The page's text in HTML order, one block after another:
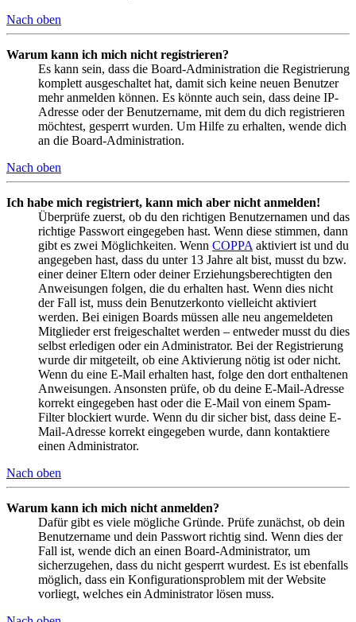
Nach oben
Warum kann ich mich nicht registrieren?
Es kann sein, dass die Board-Administration die Registrierung
komplett ausgeschaltet hat, damit sich keine neuen Benutzer
mehr anmelden können. Es könnte auch sein, dass deine IP-
Adresse oder der Benutzername, mit dem du dich registrieren
möchtest, gesperrt wurden. Um Hilfe zu erhalten, wende dich
an die Board-Administration.
Nach oben
Ich habe mich registriert, kann mich aber nicht anmelden!
Überprüfe zuerst, ob du den richtigen Benutzernamen und das
richtige Passwort eingegeben hast. Wenn diese stimmen, dann
gibt es zwei Möglichkeiten. Wenn COPPA aktiviert ist und du
angegeben hast, dass du unter 13 Jahre alt bist, musst du bzw.
einer deiner Eltern oder deiner Erziehungsberechtigten den
Anweisungen folgen, die du erhalten hast. Wenn dies nicht
der Fall ist, muss dein Benutzerkonto vielleicht aktiviert
werden. Bei einigen Boards müssen alle neu angemeldeten
Mitglieder erst freigeschaltet werden – entweder musst du dies
selbst erledigen oder ein Administrator. Bei der Registrierung
wurde dir mitgeteilt, ob eine Aktivierung nötig ist oder nicht.
Wenn du eine E-Mail erhalten hast, folge den dort enthaltenen
Anweisungen. Ansonsten prüfe, ob du deine E-Mail-Adresse
korrekt eingegeben hast oder die E-Mail von einem Spam-
Filter blockiert wurde. Wenn du dir sicher bist, dass deine E-
Mail-Adresse korrekt eingegeben wurde, dann kontaktiere
einen Administrator.
Nach oben
Warum kann ich mich nicht anmelden?
Dafür gibt es viele mögliche Gründe. Prüfe zunächst, ob dein
Benutzername und dein Passwort richtig sind. Wenn dies der
Fall ist, wende dich an einen Board-Administrator, um
sicherzugehen, dass du nicht gesperrt wurdest. Es ist ebenfalls
möglich, dass ein Konfigurationsproblem mit der Website
vorliegt, welches ein Administrator lösen muss.